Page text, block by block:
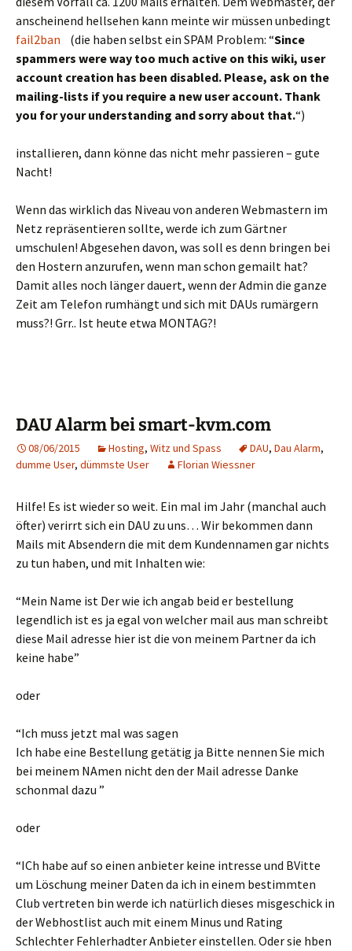
anscheinend hellsehen kann meinte wir müssen unbedingt
fail2ban
(die haben selbst ein SPAM Problem: “Since
spammers were way too much active on this wiki, user
account creation has been disabled. Please, ask on the
mailing-lists if you require a new user account. Thank
you for your understanding and sorry about that.“)
installieren, dann könne das nicht mehr passieren – gute
Nacht!
Wenn das wirklich das Niveau von anderen Webmastern im
Netz repräsentieren sollte, werde ich zum Gärtner
umschulen! Abgesehen davon, was soll es denn bringen bei
den Hostern anzurufen, wenn man schon gemailt hat?
Damit alles noch länger dauert, wenn der Admin die ganze
Zeit am Telefon rumhängt und sich mit DAUs rumärgern
muss?! Grr.. Ist heute etwa MONTAG?!
DAU Alarm bei smart-kvm.com
08/06/2015 Hosting, Witz und Spass DAU, Dau Alarm,
dumme User, dümmste User Florian Wiessner
Hilfe! Es ist wieder so weit. Ein mal im Jahr (manchal auch
öfter) verirrt sich ein DAU zu uns… Wir bekommen dann
Mails mit Absendern die mit dem Kundennamen gar nichts
zu tun haben, und mit Inhalten wie:
“Mein Name ist Der wie ich angab beid er bestellung
legendlich ist es ja egal von welcher mail aus man schreibt
diese Mail adresse hier ist die von meinem Partner da ich
keine habe”
oder
“Ich muss jetzt mal was sagen
Ich habe eine Bestellung getätig ja Bitte nennen Sie mich
bei meinem NAmen nicht den der Mail adresse Danke
schonmal dazu ”
oder
“ICh habe auf so einen anbieter keine intresse und BVitte
um Löschung meiner Daten da ich in einem bestimmten
Club vertreten bin werde ich natürlich dieses misgeschick in
der Webhostlist auch mit einem Minus und Rating
Schlechter Fehlerhadter Anbieter einstellen. Oder sie hben